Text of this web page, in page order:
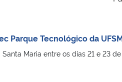
Parque Tecnológico da
Maria entre os dias 21 e 23 de